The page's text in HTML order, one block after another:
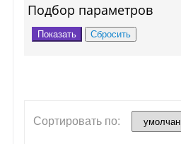
Подбор параметров
Сортировать по: